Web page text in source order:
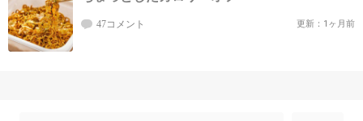
47コメント 更新：1ヶ月前